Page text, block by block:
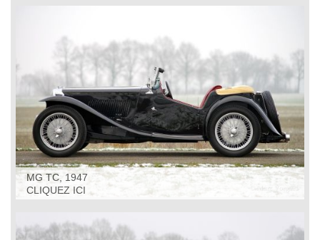
MG TC, 1947
CLIQUEZ ICI